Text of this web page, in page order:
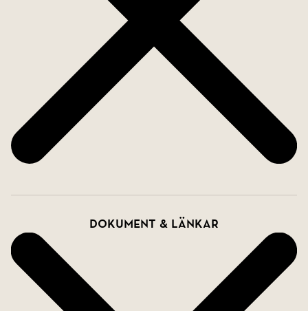
Dokument & länkar